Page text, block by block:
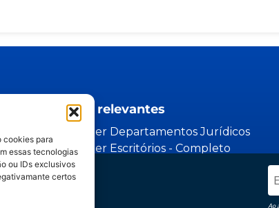
Ao
cookies para
essas tecnologias
ou IDs exclusivos
certos
Links relevantes
Espaider Departamentos Jurídicos
Espaider Escritórios - Completo
Espaider Essencial
TRM - sistema de chamados